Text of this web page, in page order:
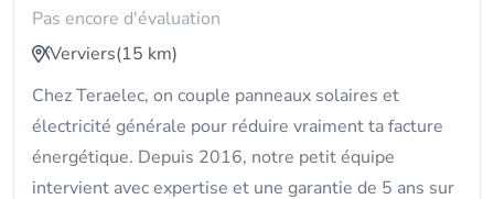
Pas encore d'évaluation
Verviers(15 km)
Chez Teraelec, on couple panneaux solaires et
électricité générale pour réduire vraiment ta facture
énergétique. Depuis 2016, notre petit équipe
intervient avec expertise et une garantie de 5 ans sur